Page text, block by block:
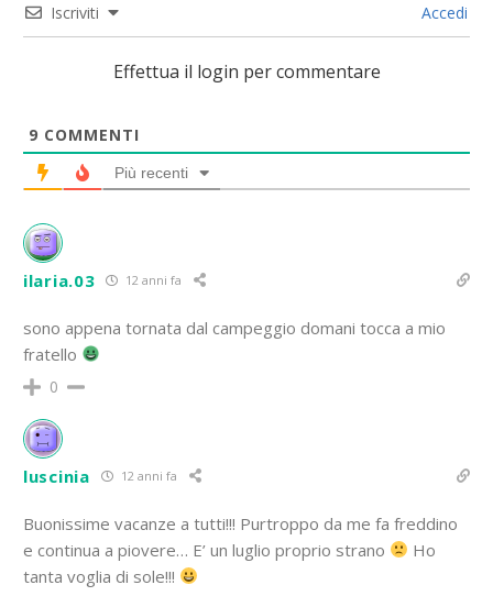
Iscriviti Accedi
Effettua il login per commentare
9 COMMENTI
Più recenti
ilaria.03 12 anni fa
sono appena tornata dal campeggio domani tocca a mio
fratello
0
luscinia 12 anni fa
Buonissime vacanze a tutti!!! Purtroppo da me fa freddino
e continua a piovere… E’ un luglio proprio strano
Ho
tanta voglia di sole!!!